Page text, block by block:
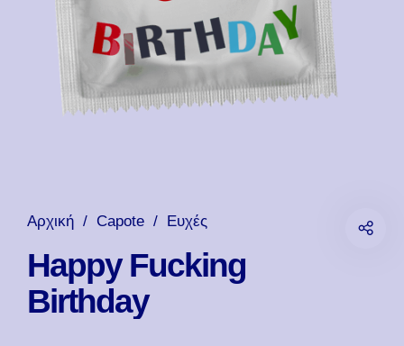
Αρχική / Capote / Ευχές
Happy Fucking
Birthday